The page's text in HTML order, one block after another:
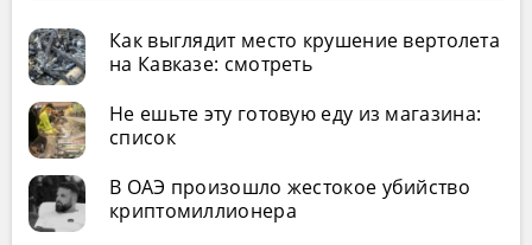
Как выглядит место крушение вертолета
на Кавказе: смотреть
Не ешьте эту готовую еду из магазина:
список
В ОАЭ произошло жестокое убийство
криптомиллионера